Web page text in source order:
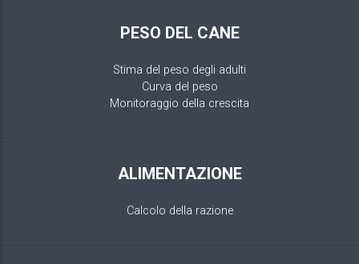
PESO DEL CANE
Stima del peso degli adulti
Curva del peso
Monitoraggio della crescita
ALIMENTAZIONE
Calcolo della razione